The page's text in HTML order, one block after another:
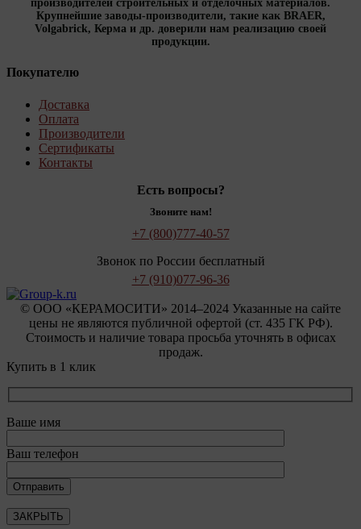
производителей строительных и отделочных материалов.
Крупнейшие заводы-производители, такие как BRAER,
Volgabrick, Керма и др. доверили нам реализацию своей
продукции.
Покупателю
Доставка
Оплата
Производители
Сертификаты
Контакты
Есть вопросы?
Звоните нам!
+7 (800)777-40-57
Звонок по России бесплатный
+7 (910)077-96-36
© OOO «КЕРАМОСИТИ» 2014–2024 Указанные на сайте
цены не являются публичной офертой (ст. 435 ГК РФ).
Стоимость и наличие товара просьба уточнять в офисах
продаж.
Купить в 1 клик
Ваше имя
Ваш телефон
ЗАКРЫТЬ